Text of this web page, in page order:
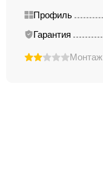
Профиль
Гарантия
Монтаж